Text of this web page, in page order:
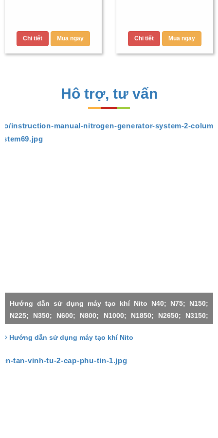
Chi tiết Mua ngay Chi tiết Mua ngay
Hô trợ, tư vấn
Hướng dẫn sử dụng máy tạo khí Nito N40; N75; N150;
N225; N350; N600; N800; N1000; N1850; N2650; N3150;
N4500X4; N4500X5; N4500X6;
Hướng dẫn sử dụng máy tạo khí Nito